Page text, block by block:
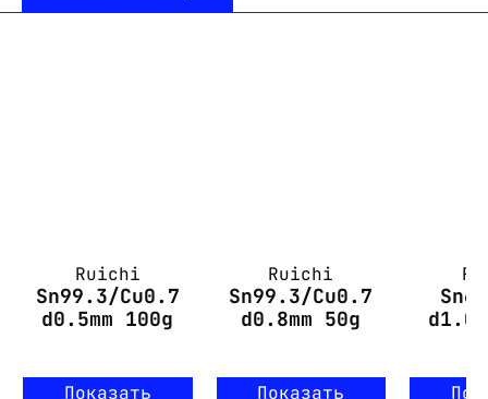
Ruichi
Sn99.3/Cu0.7
d0.5mm 100g
Показать
Ruichi
Sn99.3/Cu0.7
d0.8mm 50g
Показать